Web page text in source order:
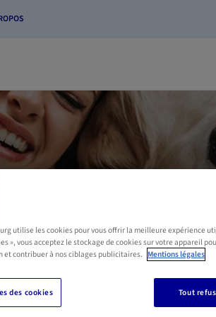
une
chien et
de devis ou d'information, remplissez
Luxembourg vous recontactera dans les
utilise les cookies pour vous offrir la meilleure expérience
», vous acceptez le stockage de cookies sur votre appareil
et contribuer à nos ciblages publicitaires. Mentions légales
Tout
des cookies